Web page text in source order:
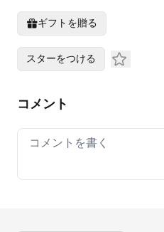
ギフトを贈る
スターをつける
コメント
Your comment